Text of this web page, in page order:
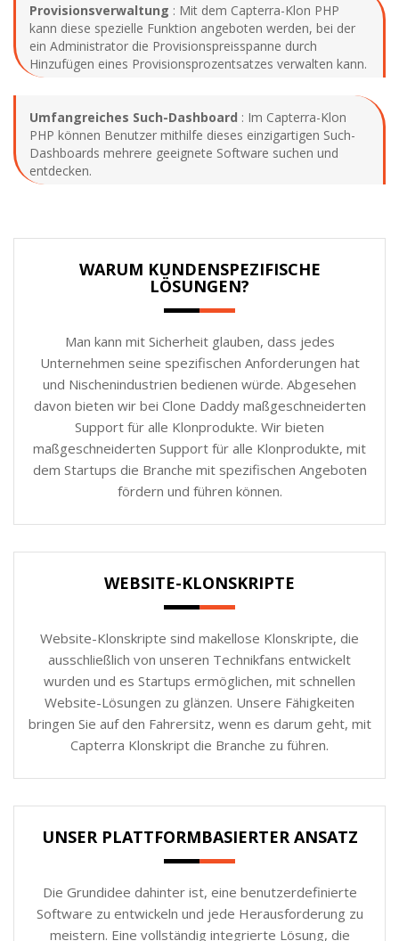
Provisionsverwaltung : Mit dem Capterra-Klon PHP
kann diese spezielle Funktion angeboten werden, bei der
ein Administrator die Provisionspreisspanne durch
Hinzufügen eines Provisionsprozentsatzes verwalten kann.
Umfangreiches Such-Dashboard : Im Capterra-Klon
PHP können Benutzer mithilfe dieses einzigartigen Such-
Dashboards mehrere geeignete Software suchen und
entdecken.
WARUM KUNDENSPEZIFISCHE
LÖSUNGEN?
Man kann mit Sicherheit glauben, dass jedes
Unternehmen seine spezifischen Anforderungen hat
und Nischenindustrien bedienen würde. Abgesehen
davon bieten wir bei Clone Daddy maßgeschneiderten
Support für alle Klonprodukte. Wir bieten
maßgeschneiderten Support für alle Klonprodukte, mit
dem Startups die Branche mit spezifischen Angeboten
fördern und führen können.
WEBSITE-KLONSKRIPTE
Website-Klonskripte sind makellose Klonskripte, die
ausschließlich von unseren Technikfans entwickelt
wurden und es Startups ermöglichen, mit schnellen
Website-Lösungen zu glänzen. Unsere Fähigkeiten
bringen Sie auf den Fahrersitz, wenn es darum geht, mit
Capterra Klonskript die Branche zu führen.
UNSER PLATTFORMBASIERTER ANSATZ
Die Grundidee dahinter ist, eine benutzerdefinierte
Software zu entwickeln und jede Herausforderung zu
meistern. Eine vollständig integrierte Lösung, die